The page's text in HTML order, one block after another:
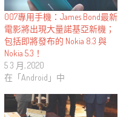
007專用手機：James Bond最新
電影將出現大量諾基亞新機；
包括即將發布的 Nokia 8.3 與
Nokia 5.3！
5 3 月, 2020
在「Android」中